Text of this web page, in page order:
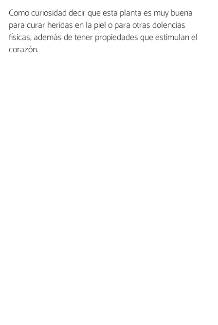
Como curiosidad decir que esta planta es muy buena
para curar heridas en la piel o para otras dolencias
físicas, además de tener propiedades que estimulan el
corazón.